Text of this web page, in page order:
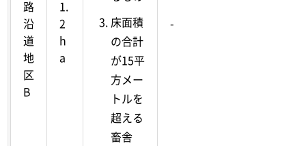
路
沿
道
地
区
B
1.
2
h
a
床面積
の合計
が15平
方メー
トルを
超える
畜舎
-